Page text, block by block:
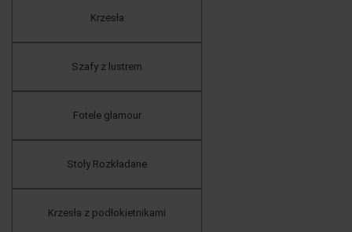
Krzesła
Szafy z lustrem
Fotele glamour
Stoły Rozkładane
Krzesła z podłokietnikami